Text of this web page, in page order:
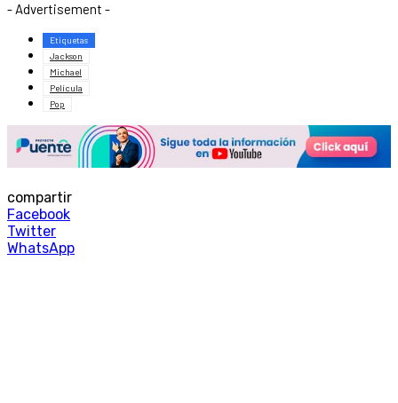
- Advertisement -
Etiquetas
Jackson
Michael
Película
Pop
compartir
Facebook
Twitter
WhatsApp